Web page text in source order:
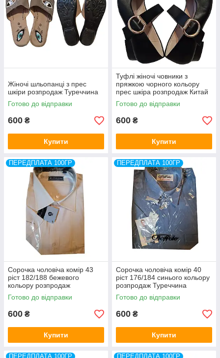
Жіночі шльопанці з прес
шкіри розпродаж Туреччина
Готово до відправки
600 ₴
Купити
Туфлі жіночі човники з
пряжкою чорного кольору
прес шкіра розпродаж Китай
Готово до відправки
600 ₴
Купити
ПЕРЕДПЛАТА 100ГР
Сорочка чоловіча комір 43
ріст 182/188 бежевого
кольору розпродаж
Туреччина Di Roberto
Готово до відправки
600 ₴
Купити
ПЕРЕДПЛАТА 100ГР
Сорочка чоловіча комір 40
ріст 176/184 синього кольору
розпродаж Туреччина
Готово до відправки
600 ₴
Купити
ПЕРЕДПЛАТА 100ГР ПЕРЕДПЛАТА 100ГР